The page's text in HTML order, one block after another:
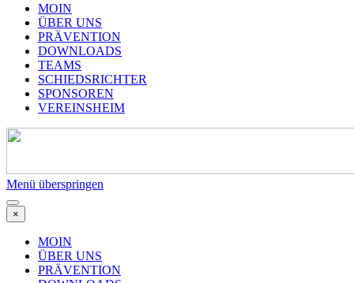
MOIN
ÜBER UNS
PRÄVENTION
DOWNLOADS
TEAMS
SCHIEDSRICHTER
SPONSOREN
VEREINSHEIM
Menü überspringen
×
MOIN
ÜBER UNS
PRÄVENTION